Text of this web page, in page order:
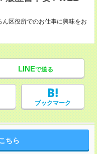
区役所でのお仕事に興味をお
LINEで送る
ブックマーク
ちら